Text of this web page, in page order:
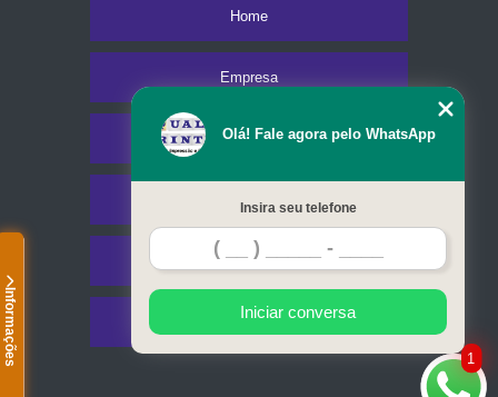
Informações
Home
Empresa
Missão
Serviços
Contato
Mapa do site
1
Olá! Fale agora pelo WhatsApp
Insira seu telefone
Iniciar conversa